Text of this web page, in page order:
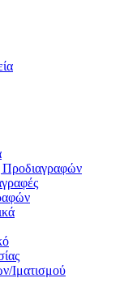
Προδιαγραφών
Ιματισμού